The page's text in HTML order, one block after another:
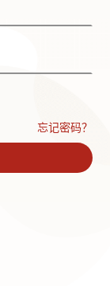
忘记密码？